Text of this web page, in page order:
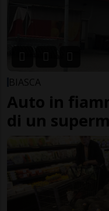
BIASCA
Auto in
di un